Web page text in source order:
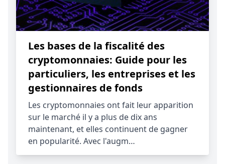
Les bases de la fiscalité des
cryptomonnaies: Guide pour les
particuliers, les entreprises et les
gestionnaires de fonds
Les cryptomonnaies ont fait leur apparition
sur le marché il y a plus de dix ans
maintenant, et elles continuent de gagner
en popularité. Avec l'augm…